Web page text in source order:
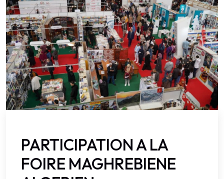
PARTICIPATION A LA
FOIRE MAGHREBIENE